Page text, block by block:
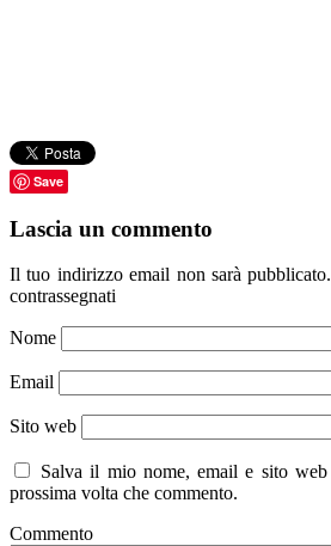
Save
Lascia un commento
Il tuo indirizzo email non sarà pubblicato.
contrassegnati
Nome
Email
Sito web
Salva il mio nome, email e sito
prossima volta che commento.